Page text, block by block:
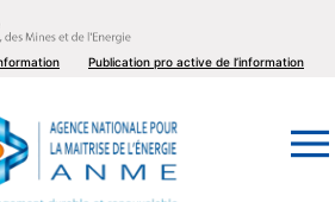
Publication pro active de l’information
supplémentaires